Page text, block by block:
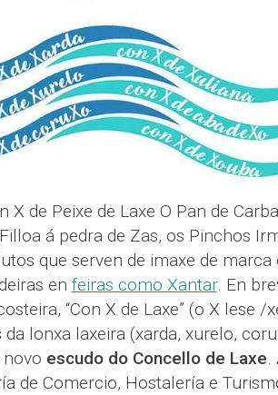
X de Peixe de Laxe O Pan de
á pedra de Zas, os Pinchos
que serven de imaxe de marca
en feiras como Xantar. En
“Con X de Laxe” (o X lese /
lonxa laxeira (xarda, xurelo,
novo escudo do Concello de Laxe.
de Comercio, Hostalería e